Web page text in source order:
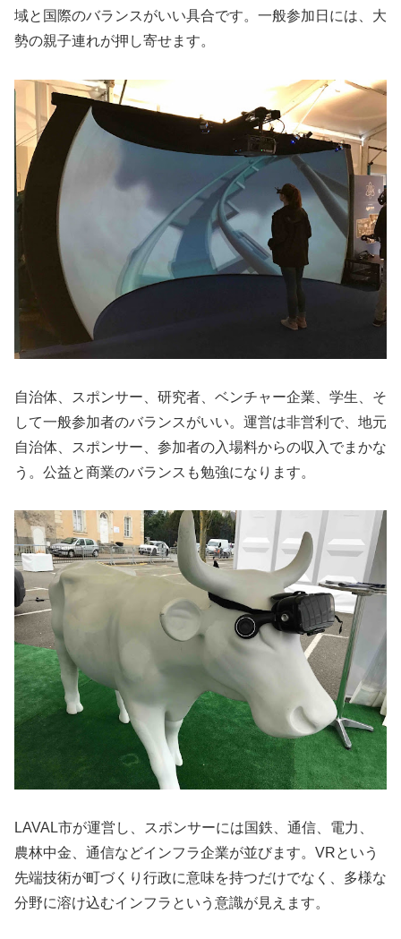
域と国際のバランスがいい具合です。一般参加日には、大
勢の親子連れが押し寄せます。
自治体、スポンサー、研究者、ベンチャー企業、学生、そ
して一般参加者のバランスがいい。運営は非営利で、地元
自治体、スポンサー、参加者の入場料からの収入でまかな
う。公益と商業のバランスも勉強になります。
LAVAL市が運営し、スポンサーには国鉄、通信、電力、
農林中金、通信などインフラ企業が並びます。VRという
先端技術が町づくり行政に意味を持つだけでなく、多様な
分野に溶け込むインフラという意識が見えます。